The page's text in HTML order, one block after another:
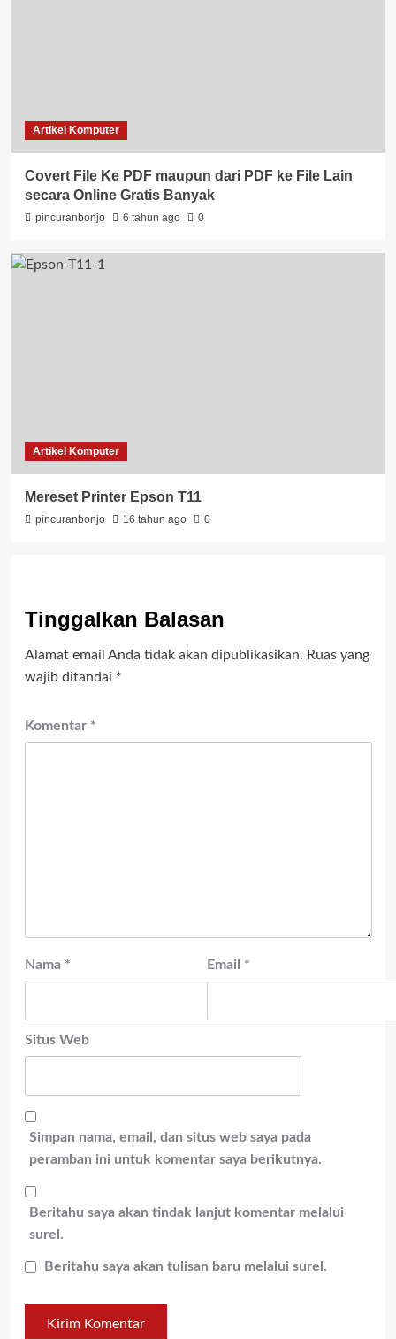
Artikel Komputer
Covert File Ke PDF maupun dari PDF ke File Lain
secara Online Gratis Banyak
pincuranbonjo 6 tahun ago 0
Artikel Komputer
Mereset Printer Epson T11
pincuranbonjo 16 tahun ago 0
Tinggalkan Balasan
Alamat email Anda tidak akan dipublikasikan. Ruas yang
wajib ditandai *
Komentar *
Nama * Email *
Situs Web
Simpan nama, email, dan situs web saya pada
peramban ini untuk komentar saya berikutnya.
Beritahu saya akan tindak lanjut komentar melalui
surel.
Beritahu saya akan tulisan baru melalui surel.